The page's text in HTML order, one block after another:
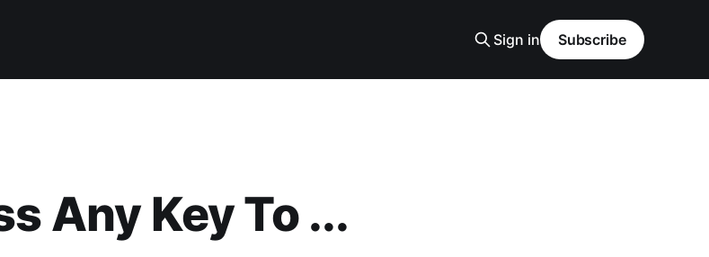
Sign in Subscribe
Any Key To ...